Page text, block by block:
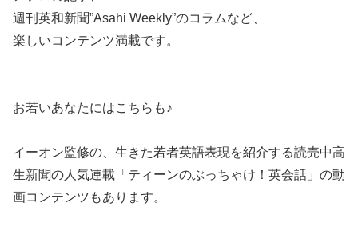
週刊英和新聞”Asahi Weekly”のコラムなど、
楽しいコンテンツ満載です。
お若いあなたにはこちらも♪
イーオン監修の、生きた若者英語表現を紹介する読売中高
生新聞の人気連載「ティーンのぶっちゃけ！英会話」の動
画コンテンツ もあります。